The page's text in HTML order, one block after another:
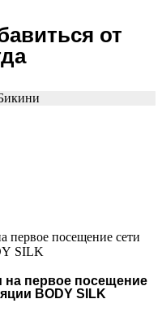
от
на первое посещение
BODY SILK